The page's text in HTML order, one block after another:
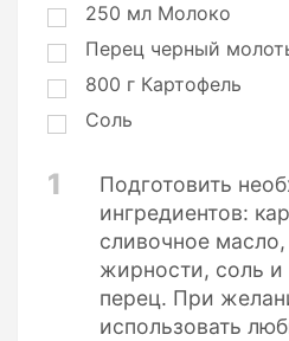
250 мл Молоко
Перец черный
800 г Картофель
Соль
1
Подготовить
ингредиентов:
сливочное
жирности, соль
перец. При
использовать